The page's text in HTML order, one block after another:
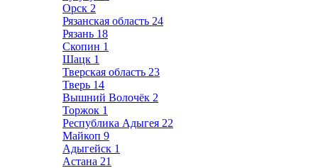
Орск 2
Рязанская область 24
Рязань 18
Скопин 1
Шацк 1
Тверская область 23
Тверь 14
Вышний Волочёк 2
Торжок 1
Республика Адыгея 22
Майкоп 9
Адыгейск 1
Астана 21